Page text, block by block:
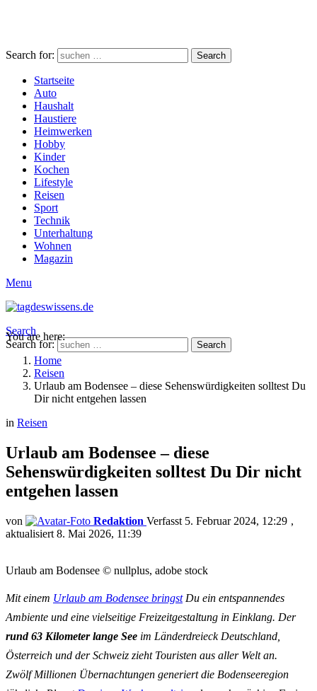
Search for: Search
Startseite
Auto
Haushalt
Haustiere
Heimwerken
Hobby
Kinder
Kochen
Lifestyle
Reisen
Sport
Technik
Unterhaltung
Wohnen
Magazin
Menu
Search
Search for:
Search
You are here:
Home
Reisen
Urlaub am Bodensee – diese Sehenswürdigkeiten solltest Du
Dir nicht entgehen lassen
in Reisen
Urlaub am Bodensee – diese
Sehenswürdigkeiten solltest Du Dir nicht
entgehen lassen
von Redaktion
5. Februar 2024, 12:29
aktualisiert 8. Mai 2026, 11:39
Urlaub am Bodensee © nullplus, adobe stock
Mit einem Urlaub am Bodensee bringstDu ein entspannendes
Ambiente und eine vielseitige Freizeitgestaltung in Einklang. Der
rund 63 Kilometer lange See im Länderdreieck Deutschland,
Österreich und der Schweiz zieht Touristen aus aller Welt an.
Zwölf Millionen Übernachtungen generiert die Bodenseeregion